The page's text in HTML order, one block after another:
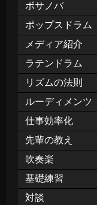
ボサノバ
ポップスドラム
メディア紹介
ラテンドラム
リズムの法則
ルーディメンツ
仕事効率化
先輩の教え
吹奏楽
基礎練習
対談